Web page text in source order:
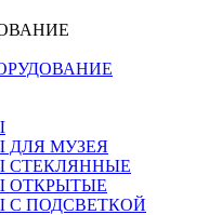
ДЛЯ МУЗЕЯ
СТЕКЛЯННЫЕ
ОТКРЫТЫЕ
С ПОДСВЕТКОЙ